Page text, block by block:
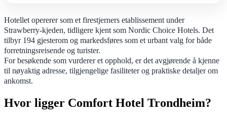
Hotellet opererer som et firestjerners etablissement under
Strawberry-kjeden, tidligere kjent som Nordic Choice Hotels. Det
tilbyr 194 gjesterom og markedsføres som et urbant valg for både
forretningsreisende og turister.
For besøkende som vurderer et opphold, er det avgjørende å kjenne
til nøyaktig adresse, tilgjengelige fasiliteter og praktiske detaljer om
ankomst.
Hvor ligger Comfort Hotel Trondheim?